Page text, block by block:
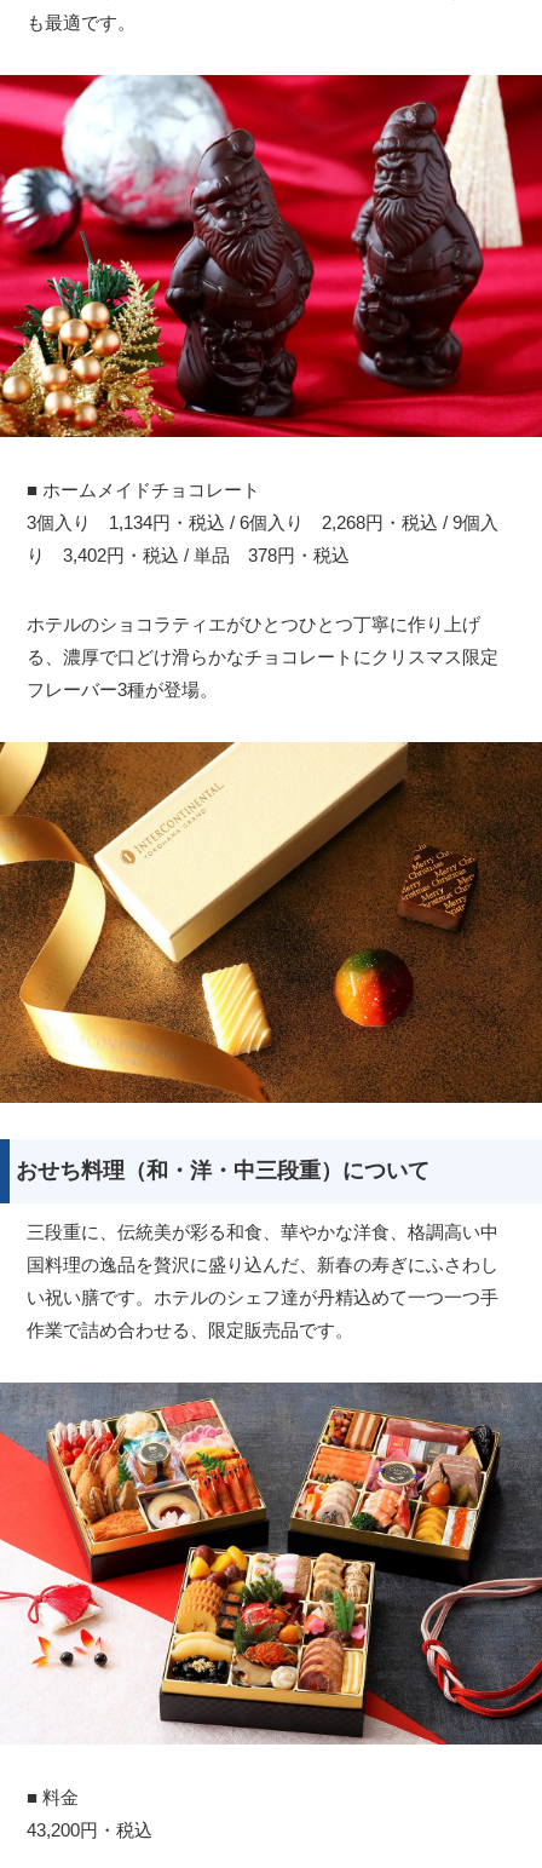
も最適です。
■ ホームメイドチョコレート
3個入り 1,134円・税込 / 6個入り 2,268円・税込 / 9個入
り 3,402円・税込 / 単品 378円・税込
ホテルのショコラティエがひとつひとつ丁寧に作り上げ
る、濃厚で口どけ滑らかなチョコレートにクリスマス限定
フレーバー3種が登場。
おせち料理（和・洋・中三段重）について
三段重に、伝統美が彩る和食、華やかな洋食、格調高い中
国料理の逸品を贅沢に盛り込んだ、新春の寿ぎにふさわし
い祝い膳です。ホテルのシェフ達が丹精込めて一つ一つ手
作業で詰め合わせる、限定販売品です。
■ 料金
43,200円・税込